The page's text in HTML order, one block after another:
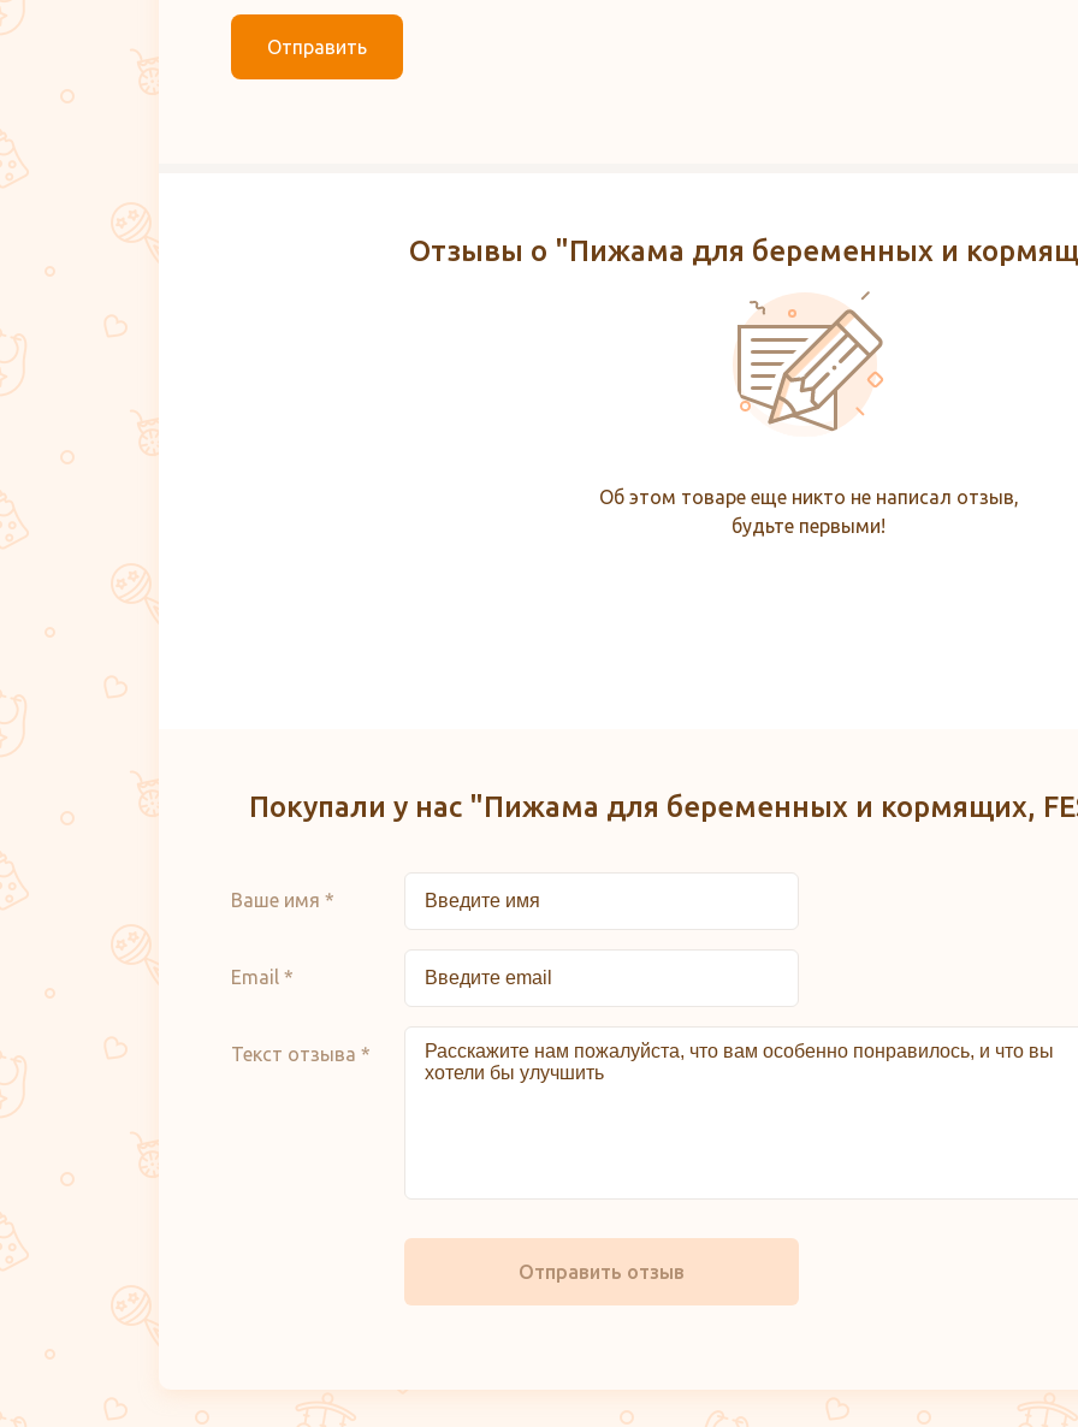
Отправить
Отзывы о "Пижама для беременных и
Об этом товаре еще никто не написал отзыв,
будьте первыми!
Покупали у нас "Пижама для беременных и кормящих,
Ваше имя *
Email *
Текст отзыва *
Отправить отзыв